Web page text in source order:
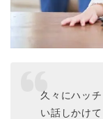
久々にハッ
い話しかけ